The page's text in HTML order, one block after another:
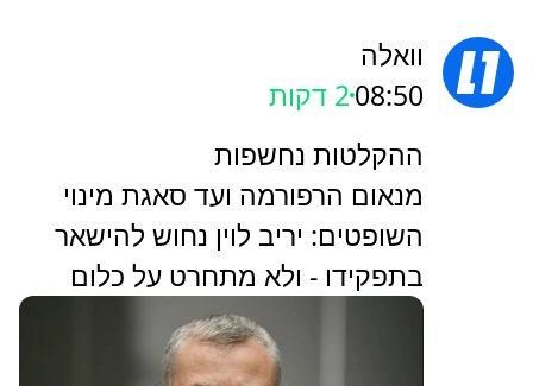
וואלה
08:502 דקות
ההקלטות נחשפות
מנאום הרפורמה ועד סאגת מינוי
השופטים: יריב לוין נחוש להישאר
בתפקידו - ולא מתחרט על כלום